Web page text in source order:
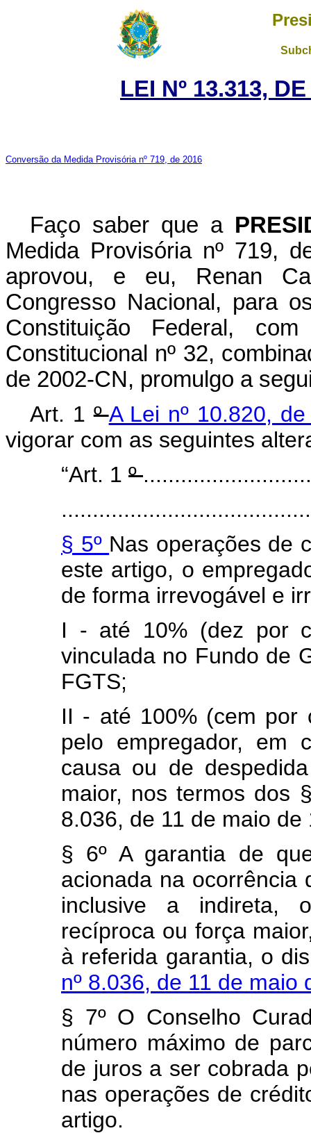
LEI Nº 13.313,
Conversão da Medida Provisória nº 719, de 2016
Faço saber que a
Medida Provisória nº 719,
aprovou, e eu, Renan
Congresso Nacional, para
Constituição Federal,
Constitucional nº 32,
de 2002-CN, promulgo a
Art. 1ºA Lei nº 10.820,
vigorar com as seguintes
“Art. 1 º
§ 5º Nas operações de
este artigo, o
de forma irrevogável e
I - até 10% (dez por
vinculada no Fundo de
FGTS;
II - até 100% (cem por
pelo empregador, em
causa ou de
maior, nos termos dos
8.036, de 11 de maio de
§ 6º A garantia de
acionada na ocorrência
inclusive a indireta,
recíproca ou força
à referida garantia, o
nº 8.036, de 11 de maio
§ 7º O Conselho
número máximo de
de juros a ser cobrada
nas operações de
artigo.